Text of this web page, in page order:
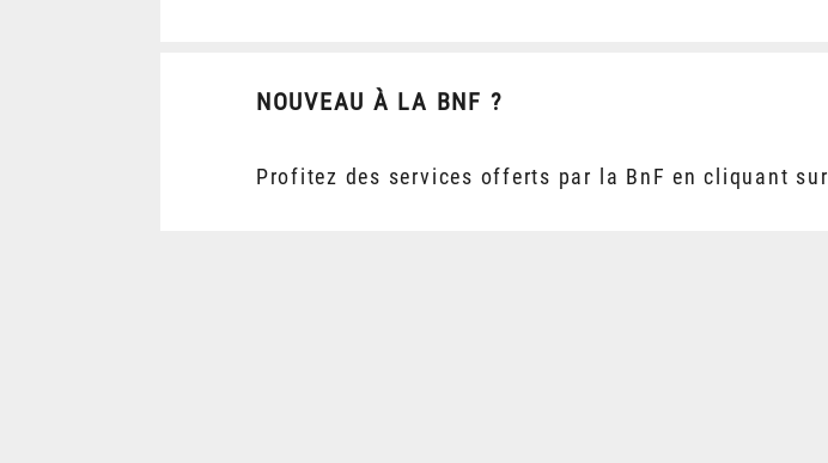
NOUVEAU À LA BNF ?
Profitez des services offerts par la BnF en cliquant sur